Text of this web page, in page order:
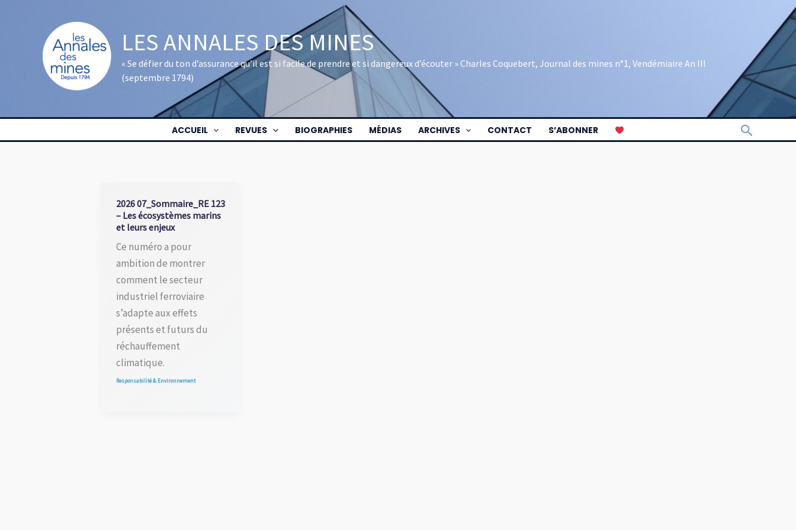
LES ANNALES DES MINES
« Se défier du ton d’assurance qu’il est si facile de prendre et si dangereux d’écouter » Charles Coquebert, Journal des mines n°1, Vendémiaire An III
(septembre 1794)
ACCUEIL REVUES BIOGRAPHIES MÉDIAS ARCHIVES CONTACT S’ABONNER
2026 07_Sommaire_RE 123
– Les écosystèmes marins
et leurs enjeux
Ce numéro a pour
ambition de montrer
comment le secteur
industriel ferroviaire
s’adapte aux effets
présents et futurs du
réchauffement
climatique.
Responsabilité & Environnement